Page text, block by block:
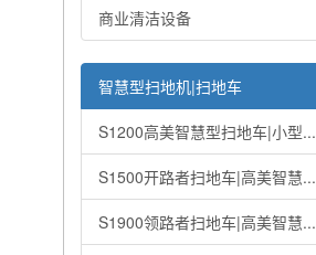
商业清洁设备
智慧型扫地机|扫地车
S1200高美智慧型扫地车|小型...
S1500开路者扫地车|高美智慧...
S1900领路者扫地车|高美智慧...